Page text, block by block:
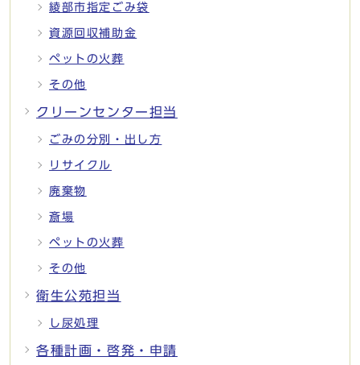
綾部市指定ごみ袋
資源回収補助金
ペットの火葬
その他
クリーンセンター担当
ごみの分別・出し方
リサイクル
廃棄物
斎場
ペットの火葬
その他
衛生公苑担当
し尿処理
各種計画・啓発・申請